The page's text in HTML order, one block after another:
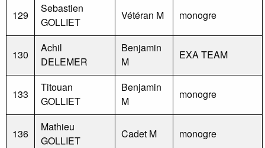
129
Sebastien
GOLLIET
Vétéran M monogre
130
Achil
DELEMER
Benjamin
M
EXA TEAM
133
Titouan
GOLLIET
Benjamin
M
monogre
136
Mathieu
GOLLIET
Cadet M monogre